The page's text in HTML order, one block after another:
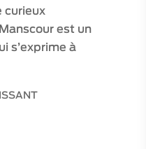
curieux
est un
s’exprime à